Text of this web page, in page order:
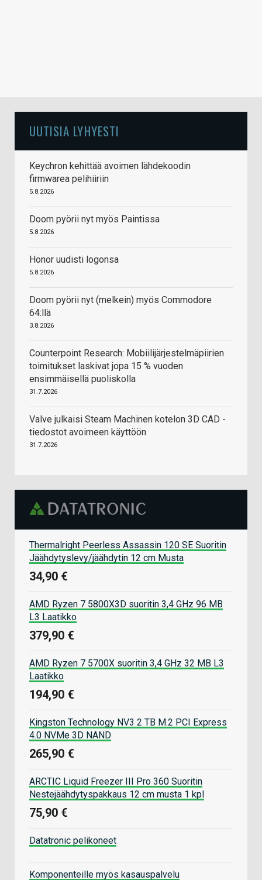
UUTISIA LYHYESTI
Keychron kehittää avoimen lähdekoodin
firmwarea pelihiiriin
5.8.2026
Doom pyörii nyt myös Paintissa
5.8.2026
Honor uudisti logonsa
5.8.2026
Doom pyörii nyt (melkein) myös Commodore
64:llä
3.8.2026
Counterpoint Research: Mobiilijärjestelmäpiirien
toimitukset laskivat jopa 15 % vuoden
ensimmäisellä puoliskolla
31.7.2026
Valve julkaisi Steam Machinen kotelon 3D CAD -
tiedostot avoimeen käyttöön
31.7.2026
Thermalright Peerless Assassin 120 SE Suoritin
Jäähdytyslevy/jäähdytin 12 cm Musta
34,90 €
AMD Ryzen 7 5800X3D suoritin 3,4 GHz 96 MB
L3 Laatikko
379,90 €
AMD Ryzen 7 5700X suoritin 3,4 GHz 32 MB L3
Laatikko
194,90 €
Kingston Technology NV3 2 TB M.2 PCI Express
4.0 NVMe 3D NAND
265,90 €
ARCTIC Liquid Freezer III Pro 360 Suoritin
Nestejäähdytyspakkaus 12 cm musta 1 kpl
75,90 €
Datatronic pelikoneet
Komponenteille myös kasauspalvelu